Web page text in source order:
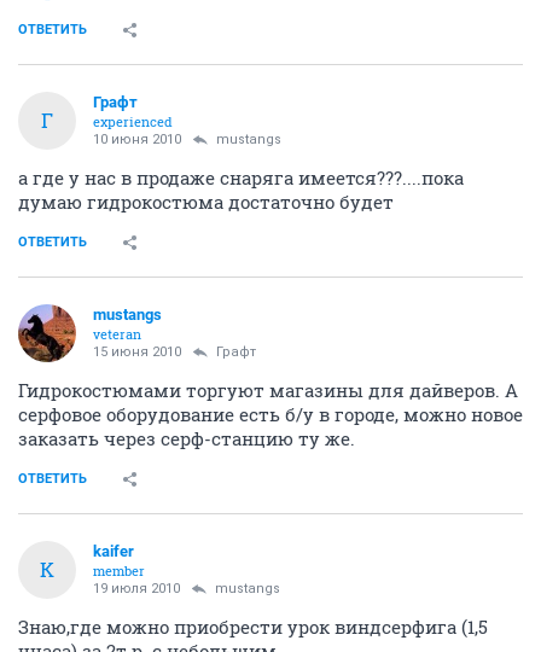
ОТВЕТИТЬ
Г
Графт
experienced
10 июня 2010 mustangs
а где у нас в продаже снаряга имеется???....пока
думаю гидрокостюма достаточно будет
ОТВЕТИТЬ
mustangs
veteran
15 июня 2010 Графт
Гидрокостюмами торгуют магазины для дайверов. А
серфовое оборудование есть б/у в городе, можно новое
заказать через серф-станцию ту же.
ОТВЕТИТЬ
K
kaifer
member
19 июля 2010 mustangs
Знаю,где можно приобрести урок виндсерфига (1,5